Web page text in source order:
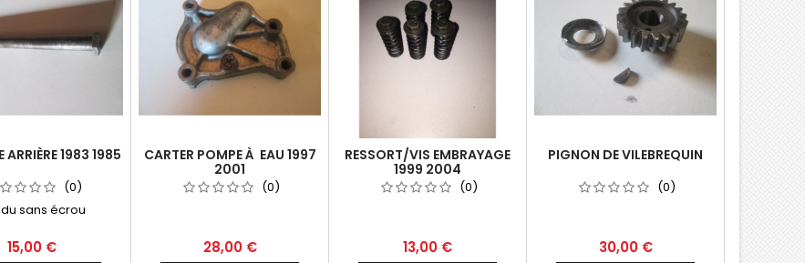
ARRIÈRE 1983 1985
(0)
sans écrou
15,00 €
CARTER POMPE À EAU 1997
2001
(0)
28,00 €
RESSORT/VIS EMBRAYAGE
1999 2004
(0)
13,00 €
PIGNON DE VILEBREQUIN
(0)
30,00 €